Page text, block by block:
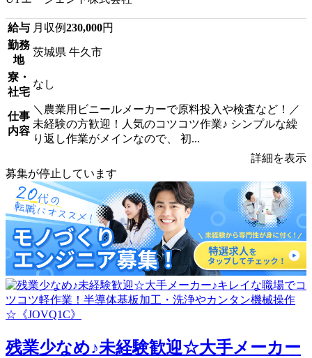
給与 月収例230,000円
勤務
地
茨城県 牛久市
寮・
社宅
なし
仕事
内容
＼農業用ビニールメーカーで原料投入や検査など！／
未経験の方歓迎！人気のコツコツ作業♪ シンプルな繰
り返し作業がメインなので、 初...
詳細を表示
募集が停止しています
残業少なめ♪未経験歓迎☆大手メーカー